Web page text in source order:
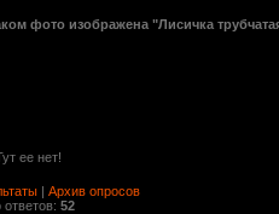
фото изображена "Лисичка
ее нет!
| Архив опросов
ответов: 52